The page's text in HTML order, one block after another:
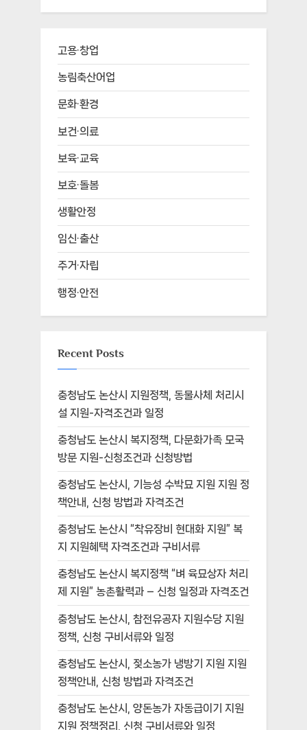
고용·창업
농림축산어업
문화·환경
보건·의료
보육·교육
보호·돌봄
생활안정
임신·출산
주거·자립
행정·안전
Recent Posts
충청남도 논산시 지원정책, 동물사체 처리시
설 지원-자격조건과 일정
충청남도 논산시 복지정책, 다문화가족 모국
방문 지원-신청조건과 신청방법
충청남도 논산시, 기능성 수박묘 지원 지원 정
책안내, 신청 방법과 자격조건
충청남도 논산시 “착유장비 현대화 지원” 복
지 지원혜택 자격조건과 구비서류
충청남도 논산시 복지정책 “벼 육묘상자 처리
제 지원” 농촌활력과 – 신청 일정과 자격조건
충청남도 논산시, 참전유공자 지원수당 지원
정책, 신청 구비서류와 일정
충청남도 논산시, 젖소농가 냉방기 지원 지원
정책안내, 신청 방법과 자격조건
충청남도 논산시, 양돈농가 자동급이기 지원
지원 정책정리, 신청 구비서류와 일정